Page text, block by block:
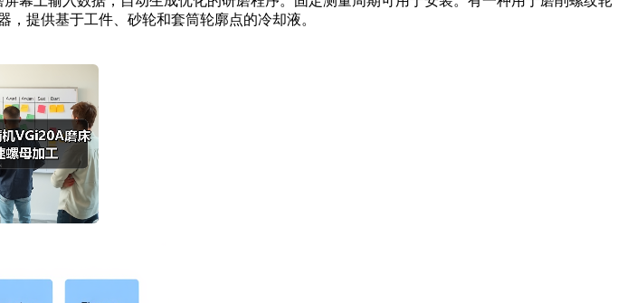
提供基于工件、砂轮和套筒轮廓点的冷却液。